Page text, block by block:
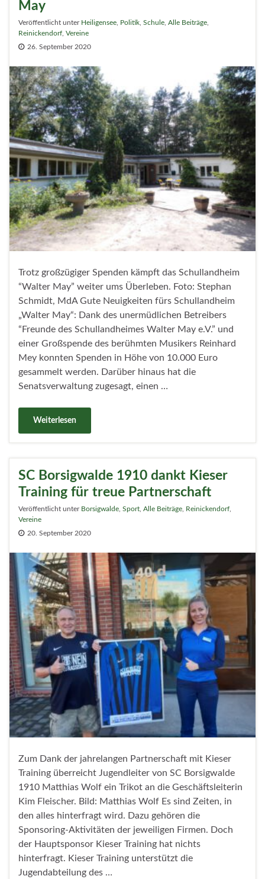
May
Veröffentlicht unter Heiligensee Politik Schule Alle Beiträge
Reinickendorf Vereine
26. September 2020
Trotz großzügiger Spenden kämpft das Schullandheim
“Walter May” weiter ums Überleben. Foto: Stephan
Schmidt, MdA Gute Neuigkeiten fürs Schullandheim
„Walter May“: Dank des unermüdlichen Betreibers
“Freunde des Schullandheimes Walter May e.V.” und
einer Großspende des berühmten Musikers Reinhard
Mey konnten Spenden in Höhe von 10.000 Euro
gesammelt werden. Darüber hinaus hat die
Senatsverwaltung zugesagt, einen …
Weiterlesen
SC Borsigwalde 1910 dankt Kieser
Training für treue Partnerschaft
Veröffentlicht unter Borsigwalde Sport Alle Beiträge Reinickendorf
Vereine
20. September 2020
Zum Dank der jahrelangen Partnerschaft mit Kieser
Training überreicht Jugendleiter von SC Borsigwalde
1910 Matthias Wolf ein Trikot an die Geschäftsleiterin
Kim Fleischer. Bild: Matthias Wolf Es sind Zeiten, in
den alles hinterfragt wird. Dazu gehören die
Sponsoring-Aktivitäten der jeweiligen Firmen. Doch
der Hauptsponsor Kieser Training hat nichts
hinterfragt. Kieser Training unterstützt die
Jugendabteilung des …